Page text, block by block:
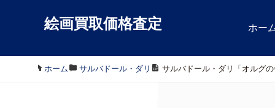
絵画買取価格査定 ホー
ホーム / サルバドール・ダリ / サルバドール・ダリ「オルグ